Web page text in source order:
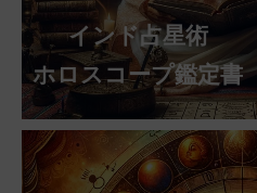
インド占星術
ホロスコープ鑑定書